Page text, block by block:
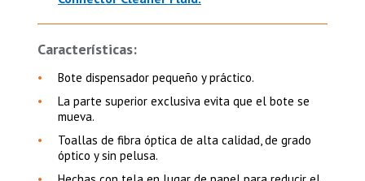
Características:
Bote dispensador pequeño y práctico.
La parte superior exclusiva evita que el bote se
mueva.
Toallas de fibra óptica de alta calidad, de grado
óptico y sin pelusa.